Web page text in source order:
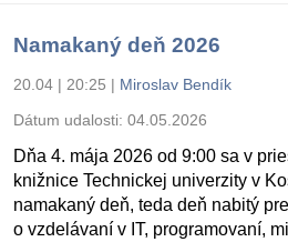
Namakaný deň 2026
20.04 | 20:25 | Miroslav Bendík
Dátum udalosti: 04.05.2026
Dňa 4. mája 2026 od 9:00 sa v
knižnice Technickej univerzity v
namakaný deň, teda deň nabitý
o vzdelávaní v IT, programovaní,